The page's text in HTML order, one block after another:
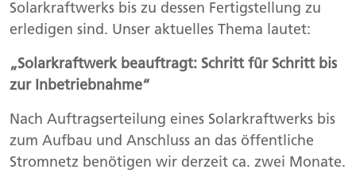
Solarkraftwerks bis zu dessen Fertigstellung zu
erledigen sind. Unser aktuelles Thema lautet:
„Solarkraftwerk beauftragt: Schritt für Schritt bis
zur Inbetriebnahme“
Nach Auftragserteilung eines Solarkraftwerks bis
zum Aufbau und Anschluss an das öffentliche
Stromnetz benötigen wir derzeit ca. zwei Monate.